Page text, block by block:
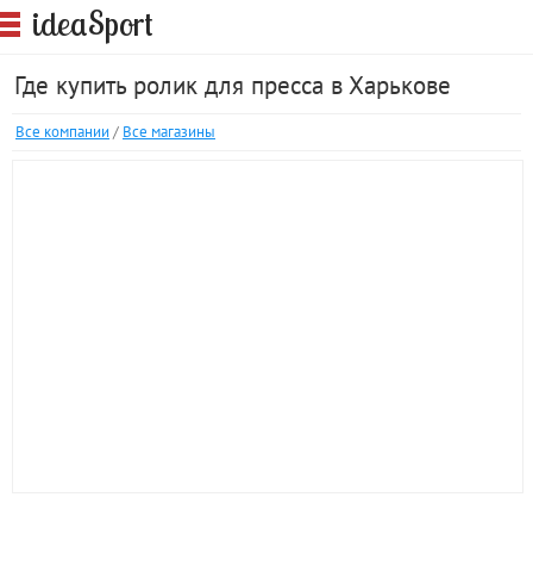
ideaSport
Где купить ролик для пресса в Харькове
Все компании / Все магазины